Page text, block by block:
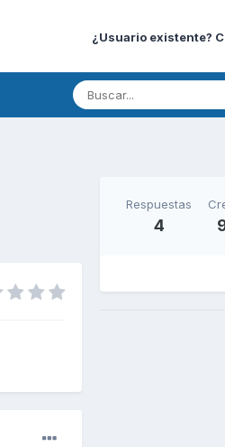
¿Usuario existente?
Respuestas
4